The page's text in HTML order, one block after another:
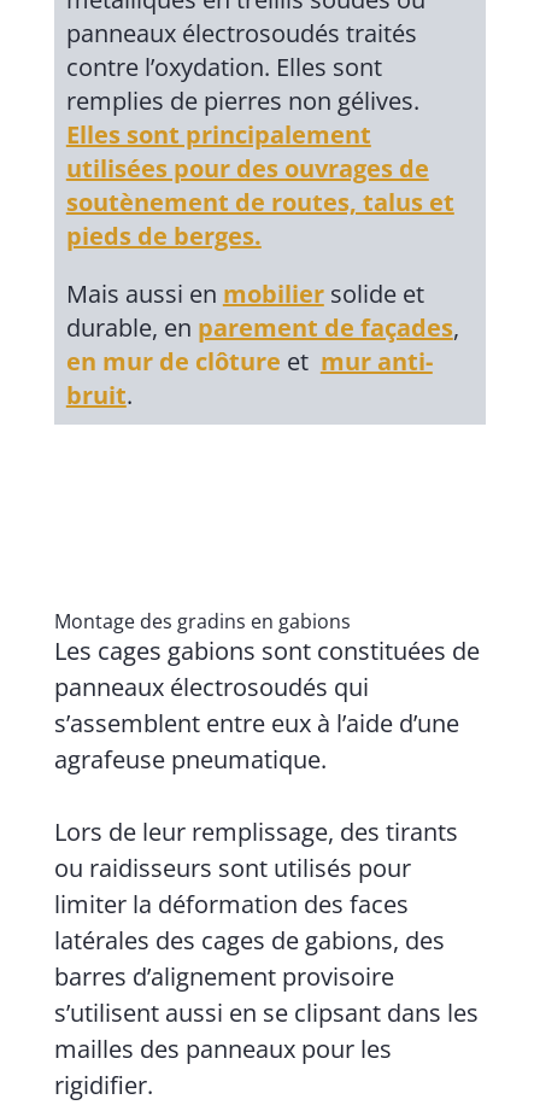
panneaux électrosoudés traités
contre l’oxydation. Elles sont
remplies de pierres non gélives.
Elles sont principalement
utilisées pour des ouvrages de
soutènement de routes, talus et
pieds de berges.
Mais aussi en mobiliersolide et
durable, en parement de façades,
en mur de clôture et mur anti-
bruit.
Montage des gradins en gabions
Les cages gabions sont constituées de
panneaux électrosoudés qui
s’assemblent entre eux à l’aide d’une
agrafeuse pneumatique.
Lors de leur remplissage, des tirants
ou raidisseurs sont utilisés pour
limiter la déformation des faces
latérales des cages de gabions, des
barres d’alignement provisoire
s’utilisent aussi en se clipsant dans les
mailles des panneaux pour les
rigidifier.